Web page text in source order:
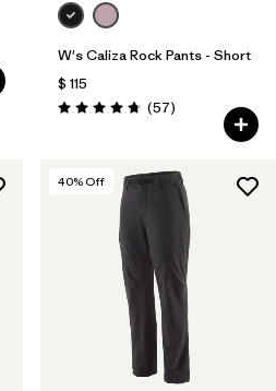
W's Caliza Rock Pants - Short
$ 115
Valoración: 4.8 / 5
(57Comentarios
)
40% Off